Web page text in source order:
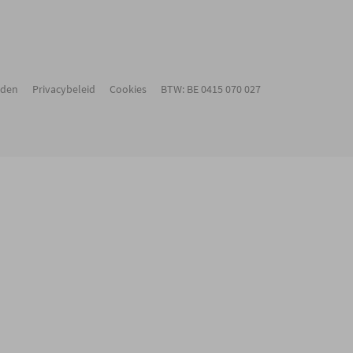
Privacybeleid Cookies BTW: BE 0415 070 027